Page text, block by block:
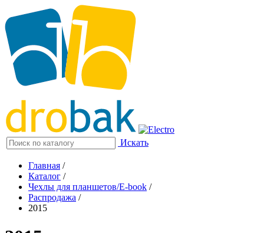
Искать
Главная /
Каталог /
Чехлы для планшетов/E-book /
Распродажа /
2015